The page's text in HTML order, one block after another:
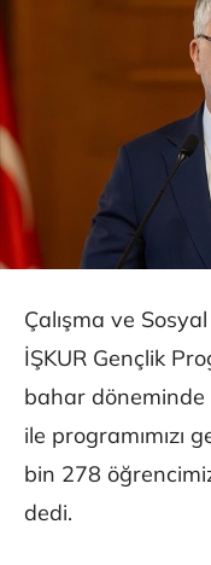
Çalışma ve
İŞKUR Gençlik
bahar
ile programımızı
bin 278
dedi.